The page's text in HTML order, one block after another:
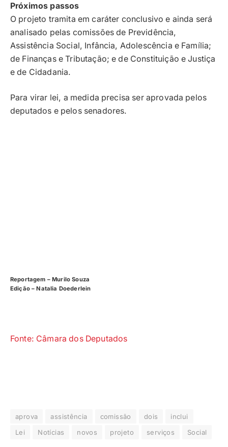
Próximos passos
O projeto tramita emcaráter conclusivo e ainda será
analisado pelas comissões de Previdência,
Assistência Social, Infância, Adolescência e Família;
de Finanças e Tributação; e de Constituição e Justiça
e de Cidadania.
Para virar lei, a medida precisa ser aprovada pelos
deputados e pelos senadores.
Reportagem – Murilo Souza
Edição – Natalia Doederlein
Fonte: Câmara dos Deputados
aprova assistência comissão dois
inclui
Lei
Notícias novos projeto serviços Social